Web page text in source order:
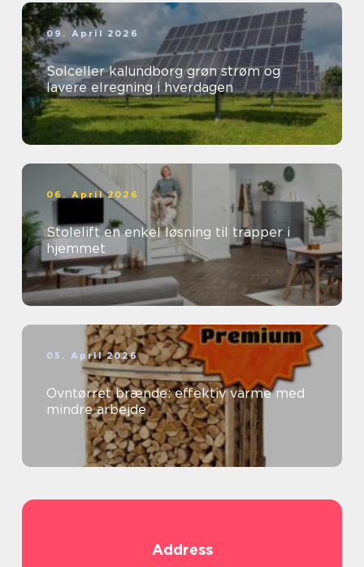
09. April 2026
Solceller kalundborg grøn strøm og
lavere elregning i hverdagen
06. April 2026
Stolelift en enkel løsning til trapper i
hjemmet
05. April 2026
Ovntørret brænde: effektiv varme med
mindre arbejde
Address